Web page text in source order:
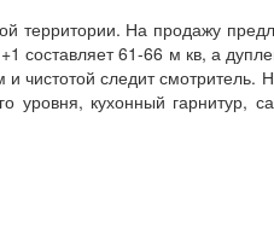
территории. На продажу
составляет 61-66 м кв, а
чистотой следит смотритель.
уровня, кухонный гарнитур,